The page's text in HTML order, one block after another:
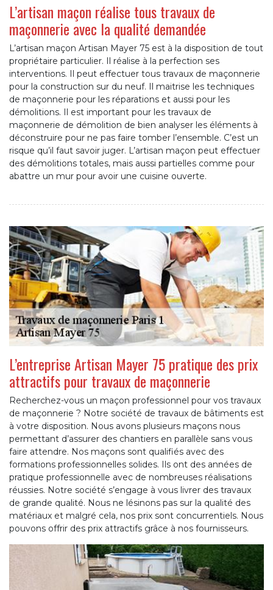
L’artisan maçon réalise tous travaux de
maçonnerie avec la qualité demandée
L’artisan maçon Artisan Mayer 75 est à la disposition de tout
propriétaire particulier. Il réalise à la perfection ses
interventions. Il peut effectuer tous travaux de maçonnerie
pour la construction sur du neuf. Il maitrise les techniques
de maçonnerie pour les réparations et aussi pour les
démolitions. Il est important pour les travaux de
maçonnerie de démolition de bien analyser les éléments à
déconstruire pour ne pas faire tomber l’ensemble. C’est un
risque qu’il faut savoir juger. L’artisan maçon peut effectuer
des démolitions totales, mais aussi partielles comme pour
abattre un mur pour avoir une cuisine ouverte.
L’entreprise Artisan Mayer 75 pratique des prix
attractifs pour travaux de maçonnerie
Recherchez-vous un maçon professionnel pour vos travaux
de maçonnerie ? Notre société de travaux de bâtiments est
à votre disposition. Nous avons plusieurs maçons nous
permettant d’assurer des chantiers en parallèle sans vous
faire attendre. Nos maçons sont qualifiés avec des
formations professionnelles solides. Ils ont des années de
pratique professionnelle avec de nombreuses réalisations
réussies. Notre société s’engage à vous livrer des travaux
de grande qualité. Nous ne lésinons pas sur la qualité des
matériaux et malgré cela, nos prix sont concurrentiels. Nous
pouvons offrir des prix attractifs grâce à nos fournisseurs.